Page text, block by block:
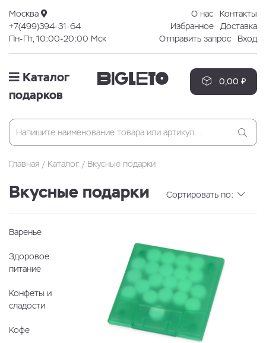
Москва
+7(499)394-31-64
Пн-Пт, 10:00-20:00 Мск
О нас
Контакты
Избранное
Доставка
Отправить запрос
Вход
Каталог
подарков
0,00 ₽
Главная Каталог Вкусные подарки
Вкусные подарки Сортировать по:
Варенье
Здоровое
питание
Конфеты и
сладости
Кофе